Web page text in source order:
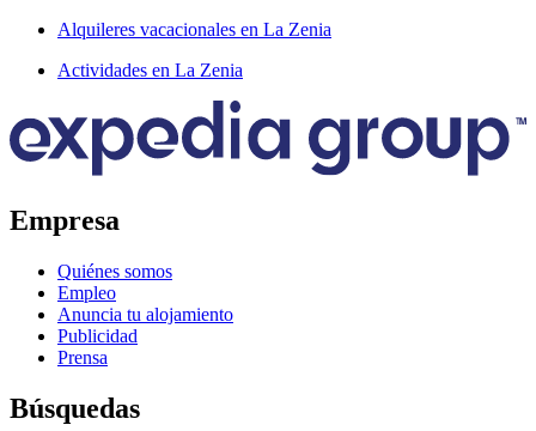
Alquileres vacacionales en La Zenia
Actividades en La Zenia
Empresa
Quiénes somos
Empleo
Anuncia tu alojamiento
Publicidad
Prensa
Búsquedas